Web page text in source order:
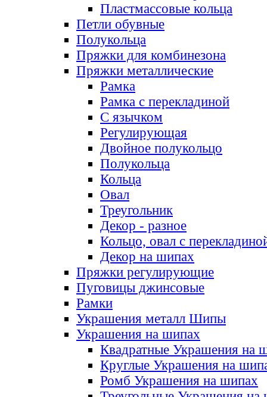
Пластмассовые кольца
Петли обувные
Полукольца
Пряжки для комбинезона
Пряжки металлические
Рамка
Рамка с перекладиной
С язычком
Регулирующая
Двойное полукольцо
Полукольца
Кольца
Овал
Треугольник
Декор - разное
Кольцо, овал с
Декор на шипах
Пряжки регулирующие
Пуговицы джинсовые
Рамки
Украшения металл Шипы
Украшения на шипах
Квадратные Украшения на
Круглые Украшения на
Ромб Украшения на шипах